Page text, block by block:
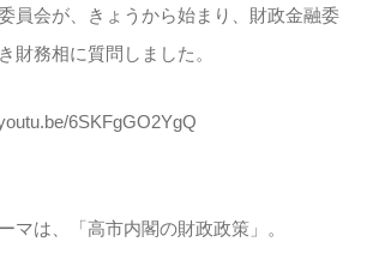
員会が、きょうから始まり、財政金融委
財務相に質問しました。
6SKFgGO2YgQ
マは、「高市内閣の財政政策」。